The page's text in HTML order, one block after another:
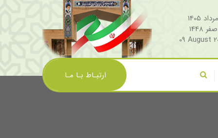
09 August
ارتبـاط بـا مـا